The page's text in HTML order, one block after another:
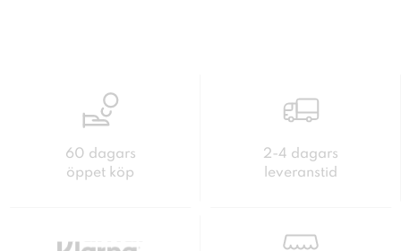
60 dagars
öppet köp
2-4 dagars
leveranstid